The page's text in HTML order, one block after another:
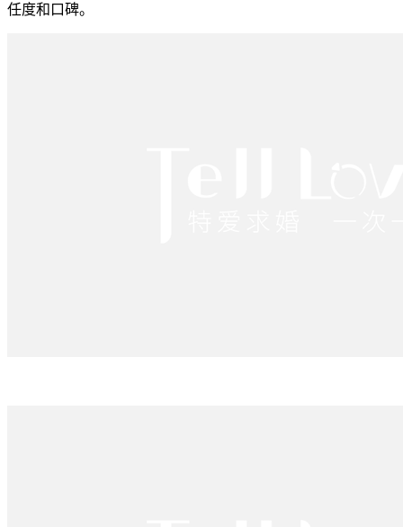
任度和口碑。